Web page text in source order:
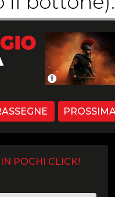
POCHI CLICK!